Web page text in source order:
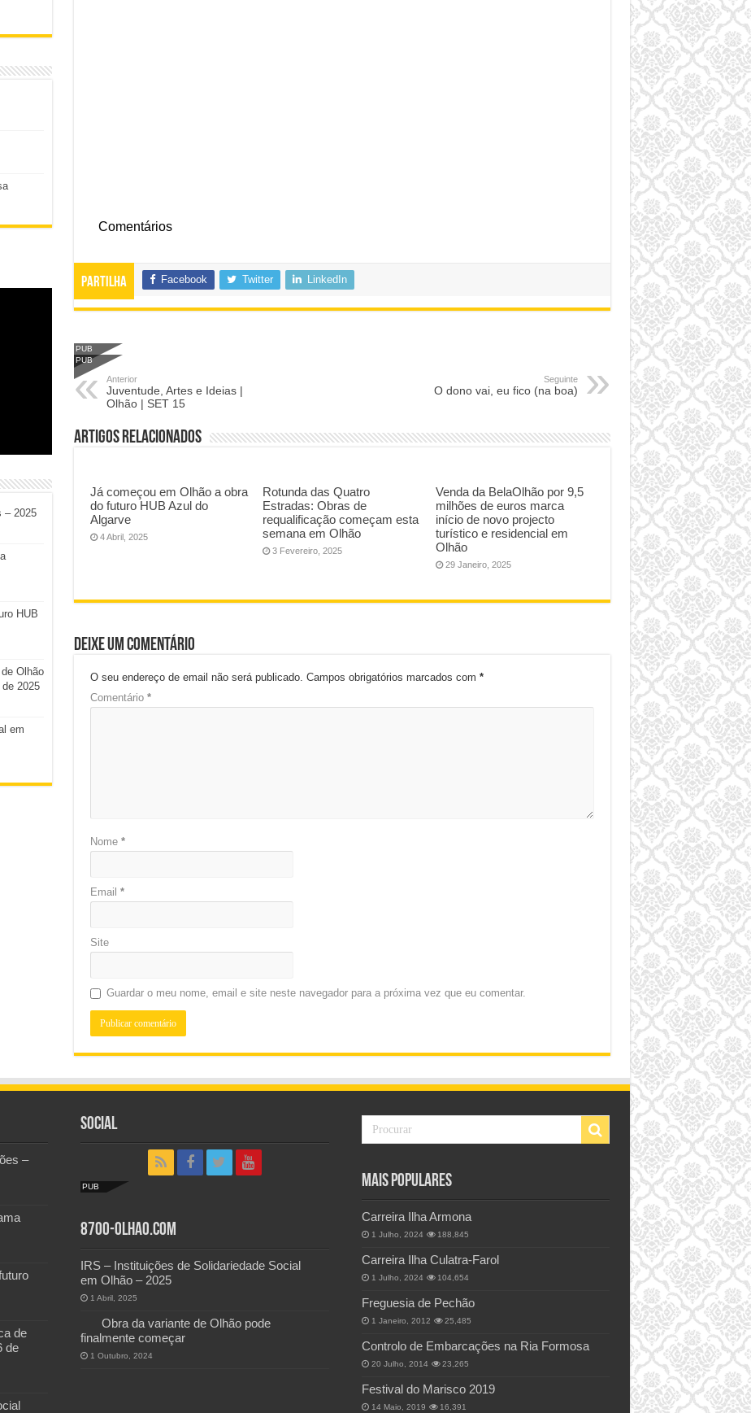
Comentários
Partilha Facebook Twitter LinkedIn
PUB
PUB
Anterior
Juventude, Artes e Ideias |
Olhão | SET 15
Seguinte
O dono vai, eu fico (na boa)
Artigos Relacionados
Já começou em Olhão a obra
do futuro HUB Azul do
Algarve
4 Abril, 2025
Rotunda das Quatro
Estradas: Obras de
requalificação começam esta
semana em Olhão
3 Fevereiro, 2025
Venda da BelaOlhão por 9,5
milhões de euros marca
início de novo projecto
turístico e residencial em
Olhão
29 Janeiro, 2025
Deixe um comentário
O seu endereço de email não será publicado. Campos obrigatórios marcados com *
Comentário *
Nome *
Email *
Site
Guardar o meu nome, email e site neste navegador para a próxima vez que eu comentar.
– 2025
HUB
Olhão
2025
em
–
de
de
Social
PUB
8700-Olhao.com
IRS – Instituições de Solidariedade Social
em Olhão – 2025
1 Abril, 2025
Obra da variante de Olhão pode
finalmente começar
1 Outubro, 2024
Mais Populares
Carreira Ilha Armona
1 Julho, 2024 188,845
Carreira Ilha Culatra-Farol
1 Julho, 2024 104,654
Freguesia de Pechão
1 Janeiro, 2012 25,485
Controlo de Embarcações na Ria Formosa
20 Julho, 2014 23,265
Festival do Marisco 2019
14 Maio, 2019 16,391